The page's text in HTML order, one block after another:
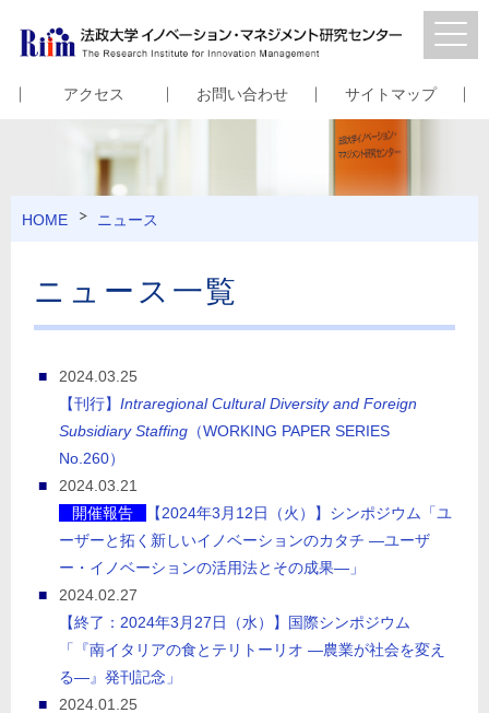
アクセス お問い合わせ サイトマップ
HOME ニュース
ニュース一覧
2024.03.25
【刊行】Intraregional Cultural Diversity and Foreign
Subsidiary Staffing （WORKING PAPER SERIES
No.260）
2024.03.21
開催報告
【2024年3月12日（火）】シンポジウム「ユ
ーザーと拓く新しいイノベーションのカタチ ―ユーザ
ー・イノベーションの活用法とその成果―」
2024.02.27
【終了：2024年3月27日（水）】国際シンポジウム
「『南イタリアの食とテリトーリオ ―農業が社会を変え
る―』発刊記念」
2024.01.25